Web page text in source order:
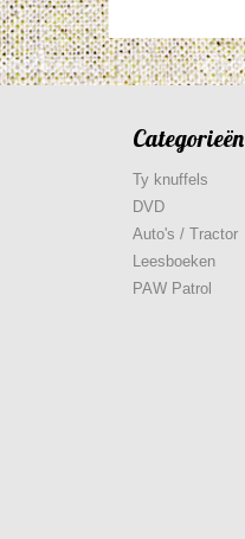
Categorieën
Ty knuffels
DVD
Auto's / Tractor
Leesboeken
PAW Patrol